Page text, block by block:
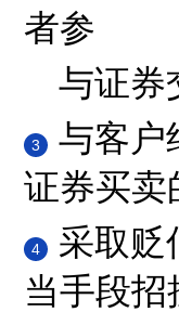
者参
与证券
3
与客户
证券买卖
4
采取贬
当手段